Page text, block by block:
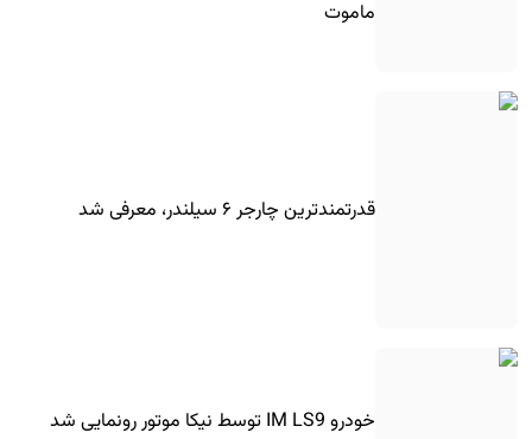
ماموت
قدرتمندترین چارجر ۶ سیلندر، معرفی شد
خودرو IM LS9 توسط نیکا موتور رونمایی شد